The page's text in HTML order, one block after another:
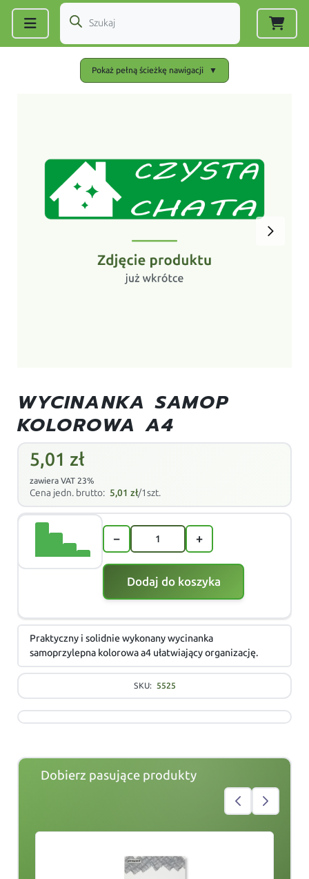
Pokaż pełną ścieżkę nawigacji ▼
WYCINANKA SAMOP
KOLOROWA A4
5,01 zł
zawiera VAT 23%
Cena jedn. brutto: 5,01zł/1szt.
− +
Dodaj do koszyka
Praktyczny i solidnie wykonany wycinanka
samoprzylepna kolorowa a4 ułatwiający organizację.
SKU: 5525
Dobierz pasujące produkty